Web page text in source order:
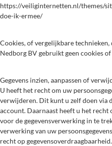
https://veiliginternetten.nl/themes/
doe-ik-ermee/
Cookies, of vergelijkbare
Nedborg BV gebruikt geen cookies
Gegevens inzien, aanpassen of
U heeft het recht om uw
verwijderen. Dit kunt u zelf doen via
account. Daarnaast heeft u het recht
voor de gegevensverwerking in te
verwerking van uw
recht op